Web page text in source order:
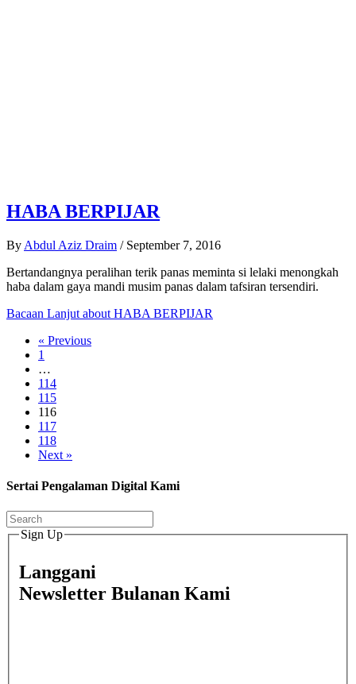
HABA BERPIJAR
By Abdul Aziz Draim / September 7, 2016
Bertandangnya peralihan terik panas meminta si lelaki menongkah
haba dalam gaya mandi musim panas dalam tafsiran tersendiri.
Bacaan Lanjut about HABA BERPIJAR
« Previous
1
…
114
115
116
117
118
Next »
Sertai Pengalaman Digital Kami
Sign Up
Langgani
Newsletter Bulanan Kami